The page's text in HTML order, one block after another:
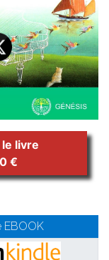
livre
€
EBOOK